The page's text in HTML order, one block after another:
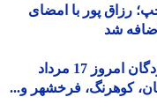
پور با امضای
شد
جدول قطعی برق شهرکرد، بروجن و لردگان امروز 17 مرداد
کوهرنگ، فرخشهر و...